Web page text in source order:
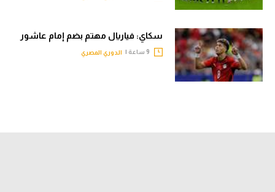
سكاي: فياريال مهتم بضم إمام عاشور
الدوري المصري